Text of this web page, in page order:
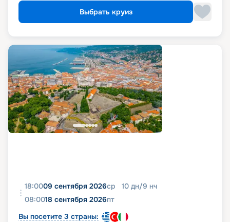
Выбрать круиз
18:0009 сентября 2026ср 10 дн/9 нч
08:0018 сентября 2026пт
Вы посетите 3 страны: